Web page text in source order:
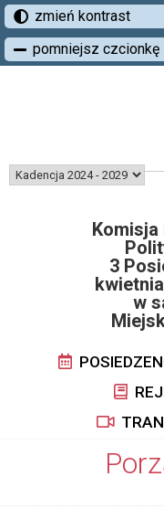
zmień kontrast
pomniejsz czcionkę
Komisja
3
w